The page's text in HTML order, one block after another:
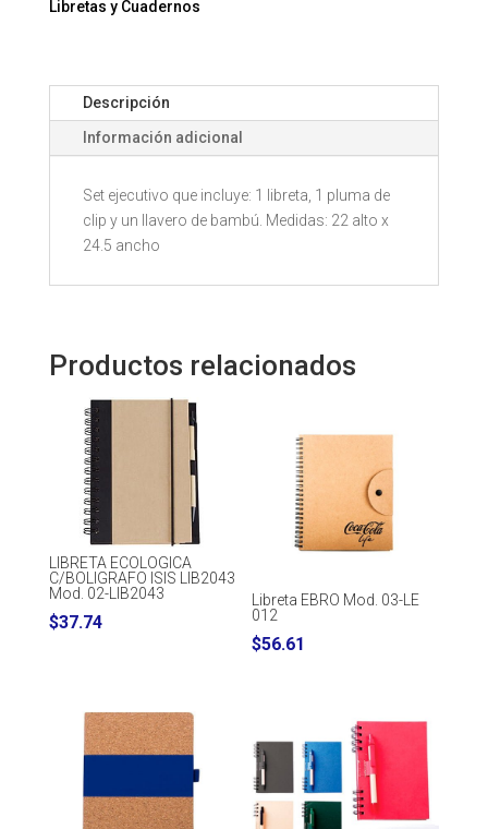
054
Libretas y Cuadernos
Descripción
Información adicional
Set ejecutivo que incluye: 1 libreta, 1 pluma de
clip y un llavero de bambú. Medidas: 22 alto x
24.5 ancho
Productos relacionados
LIBRETA ECOLOGICA
C/BOLIGRAFO ISIS LIB2043
Mod. 02-LIB2043
$37.74
Libreta EBRO Mod. 03-LE
012
$56.61